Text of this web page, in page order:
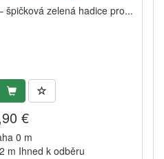
špičková zelená hadice pro...
€
0 m
m Ihned k odběru